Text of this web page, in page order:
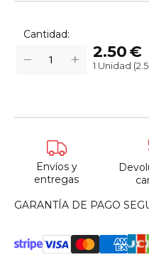
Cantidad:
+
− 2.50€
1 Unidad (
Envíos y
entregas
GARANTÍA DE PAGO